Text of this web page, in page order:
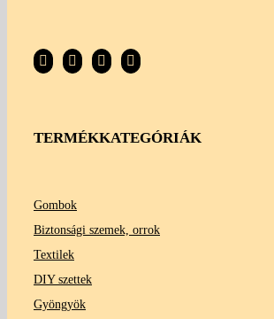
TERMÉKKATEGÓRIÁK
Gombok
Biztonsági szemek, orrok
Textilek
DIY szettek
Gyöngyök